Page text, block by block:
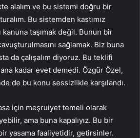
alalım ve bu sistemi doğru bir
Bu sistemden kastımız
kanuna taşımak değil. Bunun bir
sağlamak. Biz buna
da çalışalım diyoruz. Bu teklifi
kadar evet demedi. Özgür Özel,
de bu konu sessizlikle karşılandı.
için meşruiyet temeli olarak
ama buna kapalıyız. Bu bir
yasama faaliyetidir, getirsinler.